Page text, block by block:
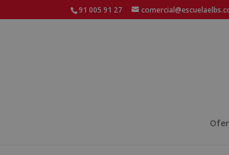
91 005 91 27